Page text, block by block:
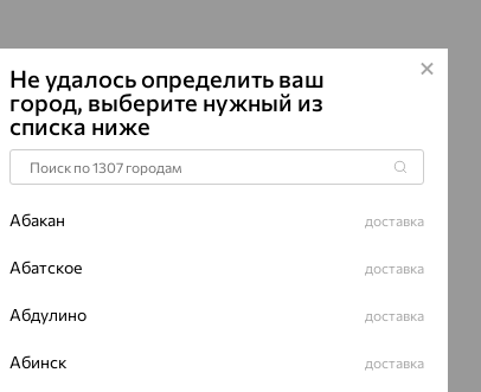
Не удалось определить ваш
город, выберите нужный из
списка ниже
Абакан доставка
Абатское доставка
Абдулино доставка
Абинск доставка